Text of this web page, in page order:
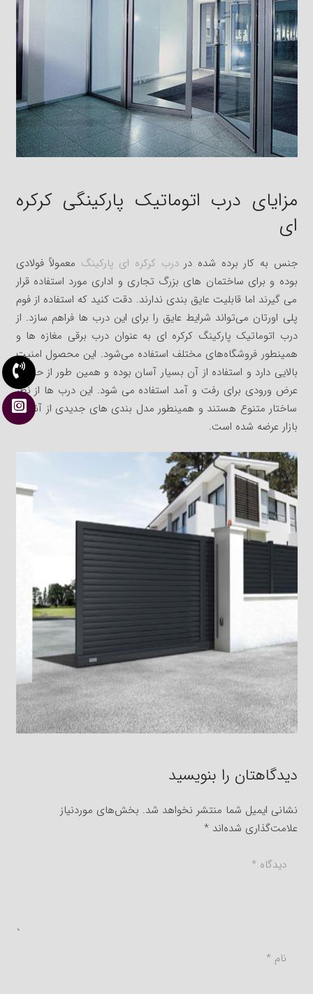
مزایای درب اتوماتیک پارکینگی کرکره
ای
جنس به کار برده شده دردرب کرکره ای پارکینگ معمولاً فولادی
بوده و برای ساختمان های بزرگ تجاری و اداری مورد استفاده قرار
می گیرند اما قابلیت عایق بندی ندارند. دقت کنید که استفاده از فوم
پلی اورتان می‌تواند شرایط عایق را برای این درب ها فراهم سازد. از
درب اتوماتیک پارکینگ کرکره ای به عنوان درب برقی مغازه ها و
همینطور فروشگاه‌های مختلف استفاده می‌شود. این محصول امنیت
بالایی دارد و استفاده از آن بسیار آسان بوده و همین طور از حداکثر
عرض ورودی برای رفت و آمد استفاده می شود. این درب ها از نظر
ساختار متنوع هستند و همینطور مدل بندی های جدیدی از آنها به
بازار عرضه شده است.
دیدگاهتان را بنویسید
نشانی ایمیل شما منتشر نخواهد شد. بخش‌های موردنیاز
علامت‌گذاری شده‌اند*